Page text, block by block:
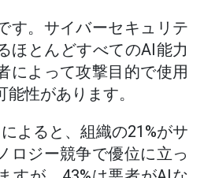
す。サイバーセキュリテ
ほとんどすべてのAI能力
によって攻撃目的で使用
性があります。
よると、組織の21%がサ
ロジー競争で優位に立っ